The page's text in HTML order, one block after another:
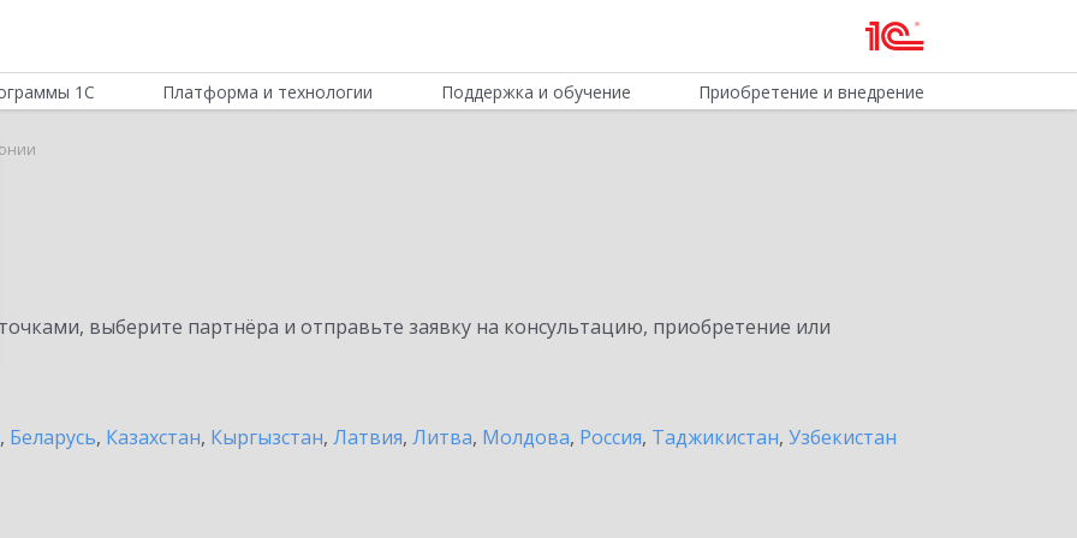
1С Платформа и технологии Поддержка и обучение Приобретение и внедрение
выберите партнёра и отправьте заявку на консультацию, приобретение или
, Беларусь, Казахстан, Кыргызстан, Латвия, Литва, Молдова, Россия, Таджикистан, Узбекистан